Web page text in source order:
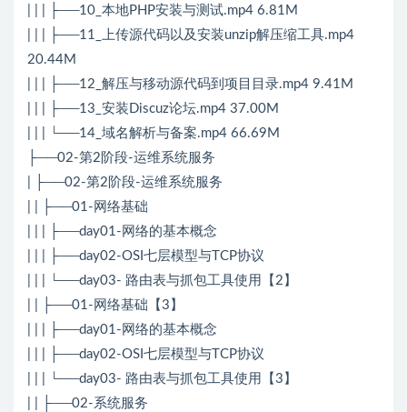
| | | ├──10_本地PHP安装与测试.mp4 6.81M
| | | ├──11_上传源代码以及安装unzip解压缩工具.mp4
20.44M
| | | ├──12_解压与移动源代码到项目目录.mp4 9.41M
| | | ├──13_安装Discuz论坛.mp4 37.00M
| | | └──14_域名解析与备案.mp4 66.69M
├──02-第2阶段-运维系统服务
| ├──02-第2阶段-运维系统服务
| | ├──01-网络基础
| | | ├──day01-网络的基本概念
| | | ├──day02-OSI七层模型与TCP协议
| | | └──day03- 路由表与抓包工具使用【2】
| | ├──01-网络基础【3】
| | | ├──day01-网络的基本概念
| | | ├──day02-OSI七层模型与TCP协议
| | | └──day03- 路由表与抓包工具使用【3】
| | ├──02-系统服务